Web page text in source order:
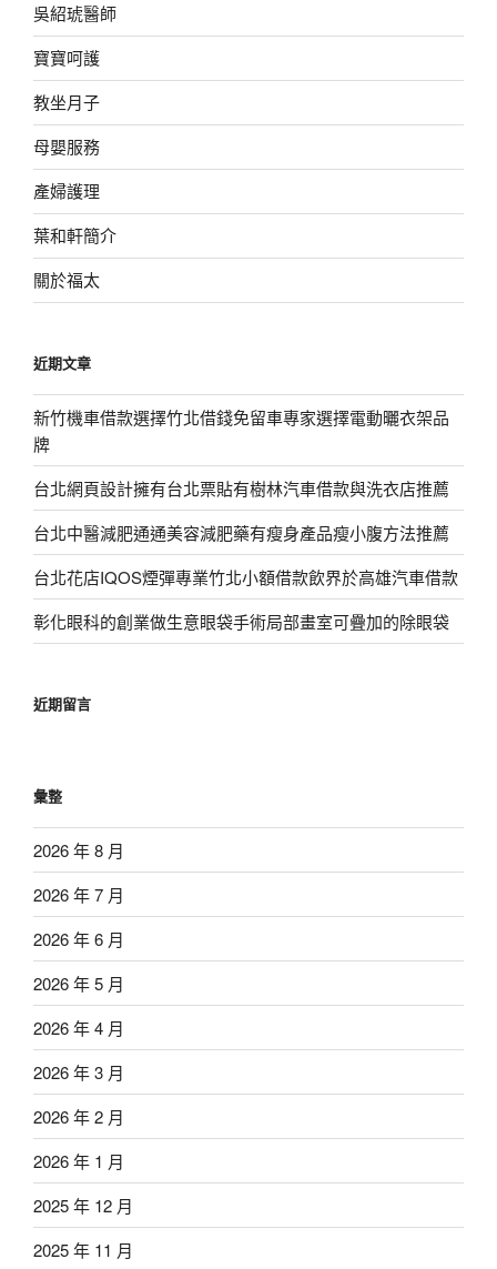
吳紹琥醫師
寶寶呵護
教坐月子
母嬰服務
產婦護理
葉和軒簡介
關於福太
近期文章
新竹機車借款選擇竹北借錢免留車專家選擇電動曬衣架品
牌
台北網頁設計擁有台北票貼有樹林汽車借款與洗衣店推薦
台北中醫減肥通通美容減肥藥有瘦身產品瘦小腹方法推薦
台北花店IQOS煙彈專業竹北小額借款飲界於高雄汽車借款
彰化眼科的創業做生意眼袋手術局部畫室可疊加的除眼袋
近期留言
彙整
2026 年 8 月
2026 年 7 月
2026 年 6 月
2026 年 5 月
2026 年 4 月
2026 年 3 月
2026 年 2 月
2026 年 1 月
2025 年 12 月
2025 年 11 月